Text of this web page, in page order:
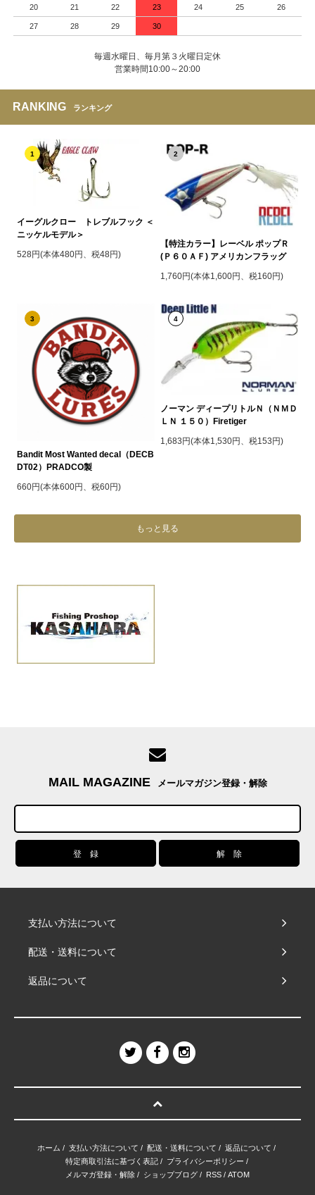
20 21 22 23 24 25 26
27 28 29 30
毎週水曜日、毎月第３火曜日定休
営業時間10:00～20:00
RANKING ランキング
1
イーグルクロー トレブルフック ＜
ニッケルモデル＞
528円(本体480円、税48円)
2
【特注カラー】レーベル ポップＲ
(Ｐ６０ＡＦ) アメリカンフラッグ
1,760円(本体1,600円、税160円)
3
Bandit Most Wanted decal（DECB
DT02）PRADCO製
660円(本体600円、税60円)
4
ノーマン ディープリトルＮ（ＮＭＤ
ＬＮ １５０）Firetiger
1,683円(本体1,530円、税153円)
もっと見る
MAIL MAGAZINE メールマガジン登録・解除
支払い方法について
配送・送料について
返品について
ホーム / 支払い方法について / 配送・送料について / 返品について /
特定商取引法に基づく表記/ プライバシーポリシー /
メルマガ登録・解除 / ショップブログ / RSS / ATOM